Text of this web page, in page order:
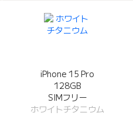
iPhone 15 Pro
128GB
SIMフリー
ホワイトチタニウム